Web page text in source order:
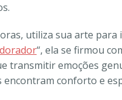
utiliza sua arte para
“, ela se firmou
transmitir emoções
encontram conforto e